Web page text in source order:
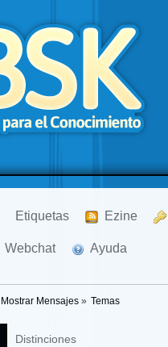
Etiquetas Ezine
Webchat Ayuda
Mostrar Mensajes» Temas
Distinciones